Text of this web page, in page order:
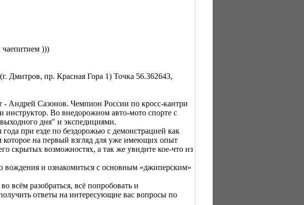
)))
Дмитров, пр. Красная Гора 1) Точка 56.362643,
- Андрей Сазонов. Чемпион России по кросс-кантри
Во внедорожном авто-мото спорте с
дня" и экспедициями.
при езде по бездорожью с демонстрацией как
которое на первый взгляд для уже имеющих опыт
скрытых возможностях, а так же увидите кое-что из
вождения и ознакомиться с основным «джиперским»
всём разобраться, всё попробовать и
ответы на интересующие вас вопросы по